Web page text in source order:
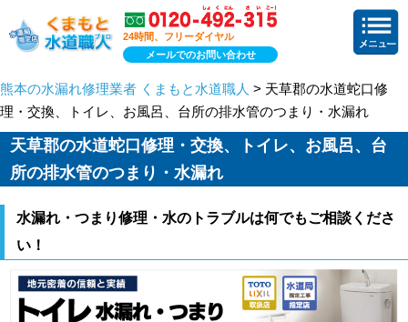
24時間、フリーダイヤル
メールでのお問い合わせ
熊本の水漏れ修理業者 くまもと水道職人 > 天草郡の水道蛇口修
理・交換、トイレ、お風呂、台所の排水管のつまり・水漏れ
天草郡の水道蛇口修理・交換、トイレ、お風呂、台
所の排水管のつまり・水漏れ
水漏れ・つまり修理・水のトラブルは何でもご相談くださ
い！